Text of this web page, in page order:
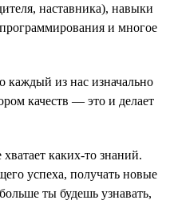
наставника), навыки
и многое
каждый из нас изначально
качеств — это и делает
каких-то знаний.
успеха, получать новые
ты будешь узнавать,